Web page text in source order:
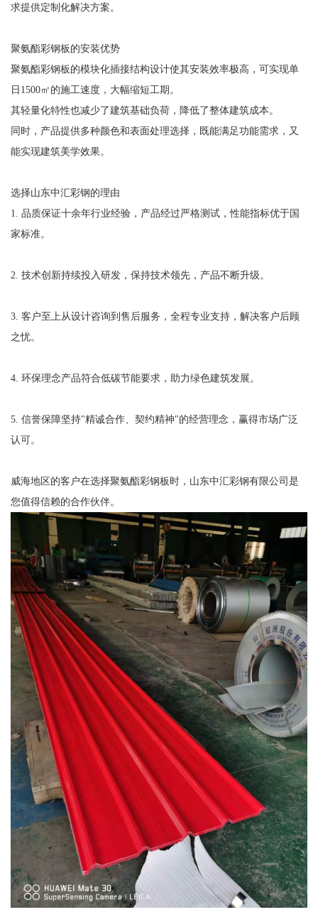
求提供定制化解决方案。
聚氨酯彩钢板的安装优势
聚氨酯彩钢板的模块化插接结构设计使其安装效率极高，可实现单
日1500㎡的施工速度，大幅缩短工期。
其轻量化特性也减少了建筑基础负荷，降低了整体建筑成本。
同时，产品提供多种颜色和表面处理选择，既能满足功能需求，又
能实现建筑美学效果。
选择山东中汇彩钢的理由
1. 品质保证十余年行业经验，产品经过严格测试，性能指标优于国
家标准。
2. 技术创新持续投入研发，保持技术领先，产品不断升级。
3. 客户至上从设计咨询到售后服务，全程专业支持，解决客户后顾
之忧。
4. 环保理念产品符合低碳节能要求，助力绿色建筑发展。
5. 信誉保障坚持"精诚合作、契约精神"的经营理念，赢得市场广泛
认可。
威海地区的客户在选择聚氨酯彩钢板时，山东中汇彩钢有限公司是
您值得信赖的合作伙伴。